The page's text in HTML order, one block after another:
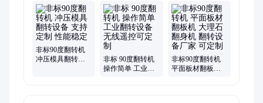
翻转平台、整理机、缠绕机、包装机、发动机、打包机、翻料
台、翻包机、翻模机、翻身机、翻板设备、翻面设备、铝管裹包
机、塑料裹膜机、工件翻箱机、托盘裹包机、环体裹包机、立式
缠膜机、立式包膜机
非标90度翻转机
冲压模具翻转设
非标 90度翻转机
操作简单 工业翻
非标90度翻转机
平面板材翻板机